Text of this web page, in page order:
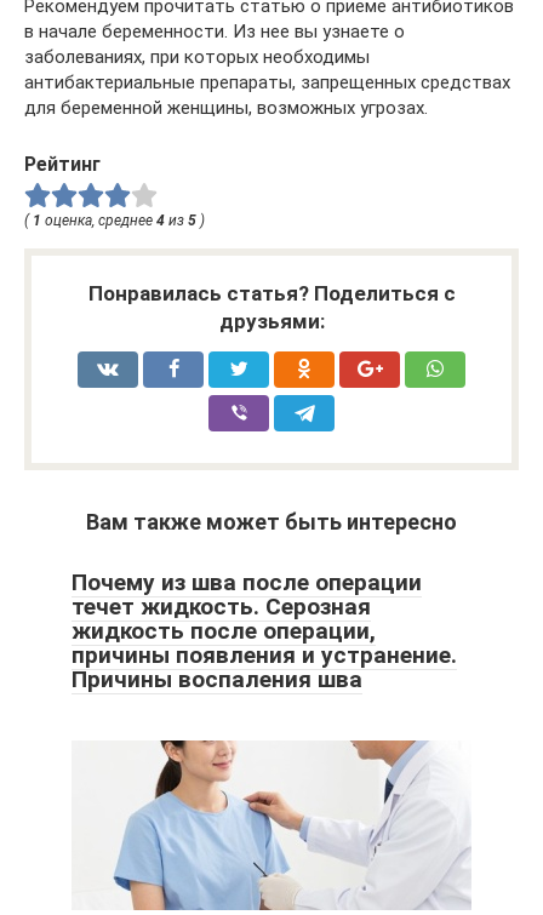
Рекомендуем прочитать статью о приеме антибиотиков
в начале беременности. Из нее вы узнаете о
заболеваниях, при которых необходимы
антибактериальные препараты, запрещенных средствах
для беременной женщины, возможных угрозах.
Рейтинг
( 1 оценка, среднее 4 из 5 )
Понравилась статья? Поделиться с
друзьями:
Вам также может быть интересно
Почему из шва после операции
течет жидкость. Серозная
жидкость после операции,
причины появления и устранение.
Причины воспаления шва